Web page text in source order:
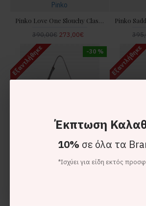
Έκπτωση
10% σε όλα τα
*Ισχύει για είδη εκτός
Pinko
Pinko Love One Slouchy Classic Medium Shoulder Suede Τσάντα
390,00€ 273,00€
-30 %
Εξαντλήθηκε Εξαντλήθηκε